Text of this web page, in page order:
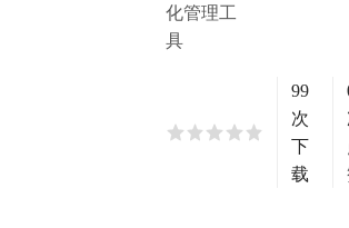
化管理工
具
99
次
下
载